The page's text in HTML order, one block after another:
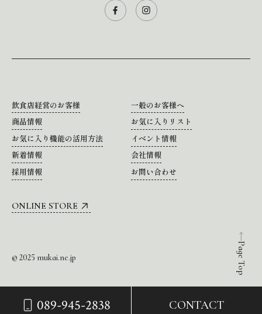
089-945-2838 CONTACT
Page Top
飲食店経営のお客様
一般のお客様へ
商品情報
お気に入りリスト
お気に入り機能の活用方法
イベント情報
新着情報
会社情報
採用情報
お問い合わせ
ONLINE STORE
© 2025 mukai.ne.jp